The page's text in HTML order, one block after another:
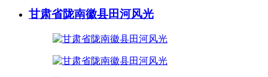
甘肃省陇南徽县田河风光